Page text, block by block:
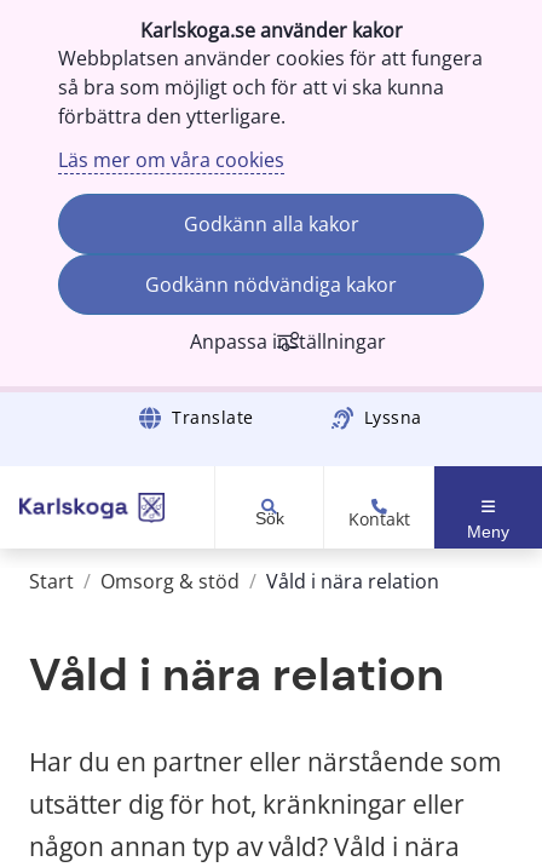
Karlskoga.se använder kakor
Webbplatsen använder cookies för att fungera
så bra som möjligt och för att vi ska kunna
förbättra den ytterligare.
Läs mer om våra cookies
Godkänn alla kakor
Godkänn nödvändiga kakor
Anpassa inställningar
Gå till innehåll Translate Lyssna
Sök Kontakt
Meny
Start / Omsorg & stöd / Våld i nära relation
Våld i nära relation
Har du en partner eller närstående som
utsätter dig för hot, kränkningar eller
någon annan typ av våld? Våld i nära